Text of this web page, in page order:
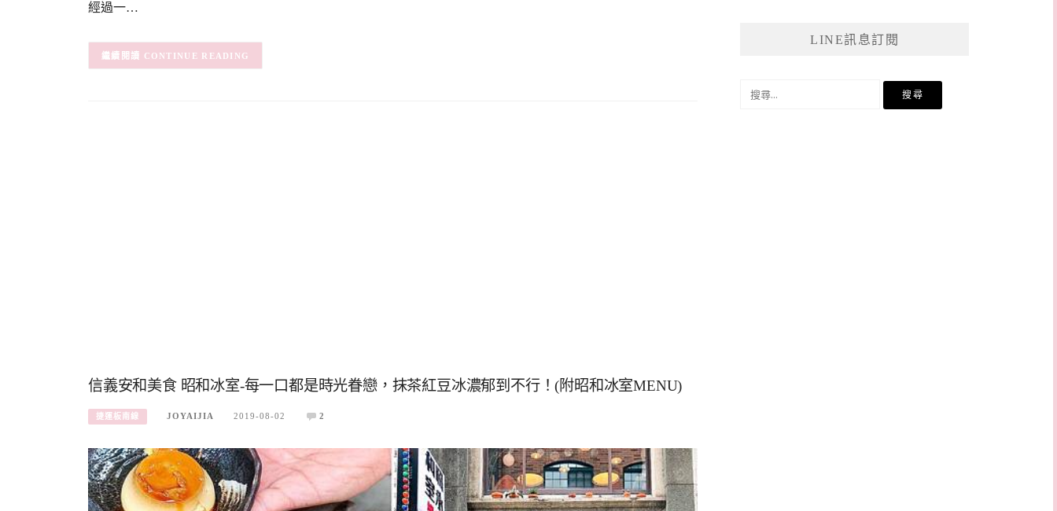
經過一…
CONTINUE READING
信義安和美食 昭和冰室-每一口都是時光眷戀，抹茶紅豆冰濃郁到不行！(附昭和冰室MENU)
捷運板南線 JOYAIJIA 2019-08-02 2
LINE訊息訂閱